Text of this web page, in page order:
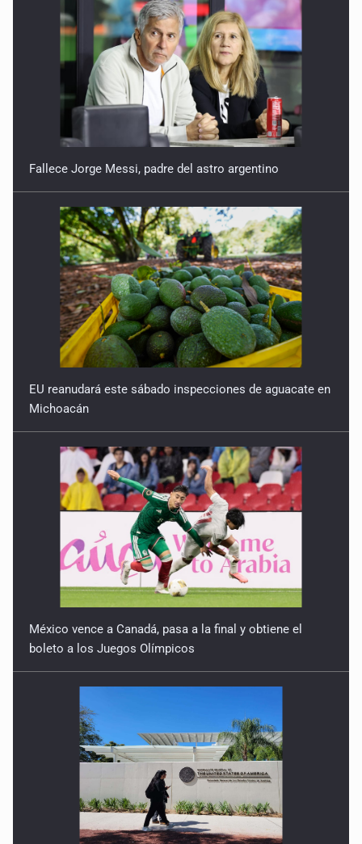
Fallece Jorge Messi, padre del astro argentino
EU reanudará este sábado inspecciones de aguacate en
Michoacán
México vence a Canadá, pasa a la final y obtiene el
boleto a los Juegos Olímpicos